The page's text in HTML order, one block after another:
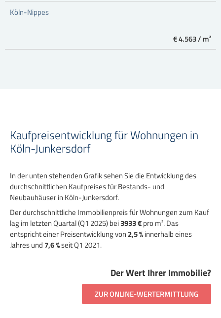
Köln-Nippes
€ 4.563 / m²
Kaufpreisentwicklung für Wohnungen in
Köln-Junkersdorf
In der unten stehenden Grafik sehen Sie die Entwicklung des
durchschnittlichen Kaufpreises für Bestands- und
Neubauhäuser in Köln-Junkersdorf.
Der durchschnittliche Immobilienpreis für Wohnungen zum Kauf
lag im letzten Quartal (Q1 2025) bei3933 €pro m². Das
entspricht einer Preisentwicklung von 2,5 %innerhalb eines
Jahres und 7,6 %seit Q1 2021.
Der Wert Ihrer Immobilie?
ZUR ONLINE-WERTERMITTLUNG